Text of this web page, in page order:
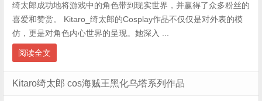
绮太郎成功地将游戏中的角色带到现实世界，并赢得了众多粉丝的
喜爱和赞赏。 Kitaro_绮太郎的Cosplay作品不仅仅是对外表的模
仿，更是对角色内心世界的呈现。她深入 ...
阅读全文
Kitaro绮太郎 cos海贼王黑化乌塔系列作品